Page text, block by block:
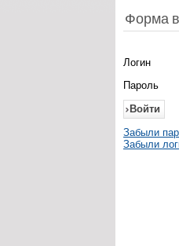
Форма
Логин
Пароль
Забыли
Забыли